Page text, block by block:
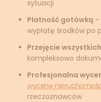
sytuacji
Płatność gotówką
wypłatę środków po
Przejęcie
kompleksowo
Profesjonalna
wycenę
rzeczoznawców